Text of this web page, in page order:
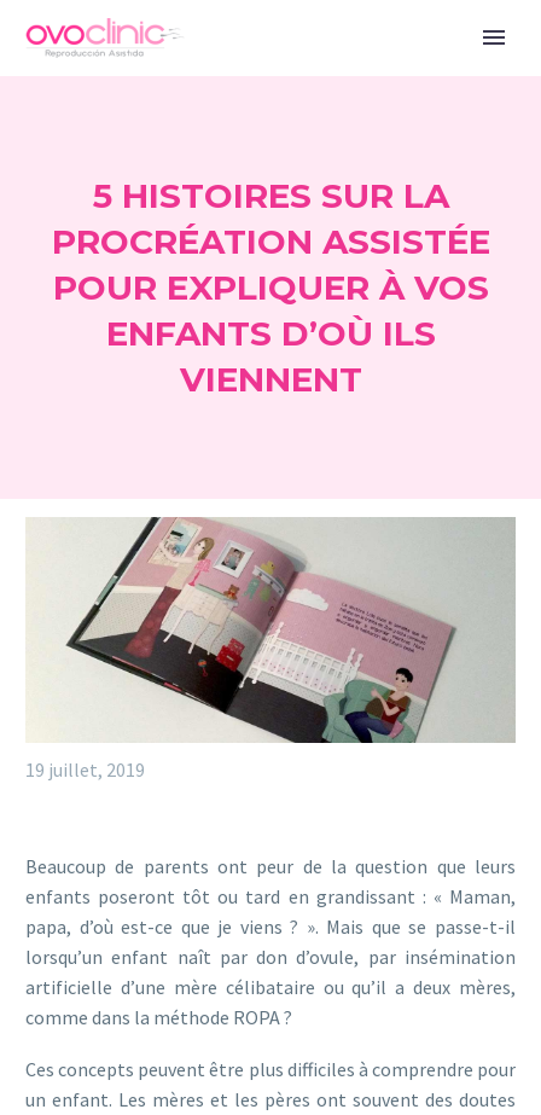
5 HISTOIRES SUR LA
PROCRÉATION ASSISTÉE
POUR EXPLIQUER À VOS
ENFANTS D’OÙ ILS
VIENNENT
19 juillet, 2019
Beaucoup de parents ont peur de la question que leurs
enfants poseront tôt ou tard en grandissant : « Maman,
papa, d’où est-ce que je viens ? ». Mais que se passe-t-il
lorsqu’un enfant naît par don d’ovule, par insémination
artificielle d’une mère célibataire ou qu’il a deux mères,
comme dans la méthode ROPA ?
Ces concepts peuvent être plus difficiles à comprendre pour
un enfant. Les mères et les pères ont souvent des doutes